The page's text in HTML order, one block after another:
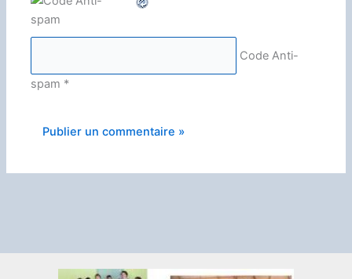
Code Anti-
spam *